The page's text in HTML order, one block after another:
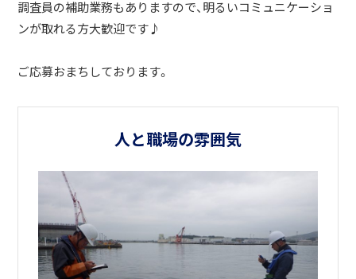
調査員の補助業務もありますので、明るいコミュニケーショ
ンが取れる方大歓迎です♪
ご応募おまちしております。
人と職場の雰囲気